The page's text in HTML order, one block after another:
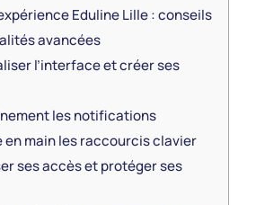
Eduline Lille : conseils
avancées
l’interface et créer ses
les notifications
en main les raccourcis clavier
ses accès et protéger ses